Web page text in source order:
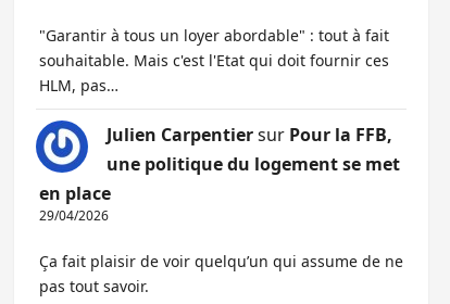
"Garantir à tous un loyer abordable" : tout à fait
souhaitable. Mais c'est l'Etat qui doit fournir ces
HLM, pas…
Julien Carpentiersur Pour la FFB,
une politique du logement se met
en place
29/04/2026
Ça fait plaisir de voir quelqu’un qui assume de ne
pas tout savoir.